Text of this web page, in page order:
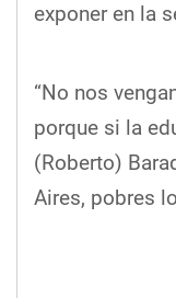
exponer en la
“No nos
porque si la
(Roberto)
Aires, pobres